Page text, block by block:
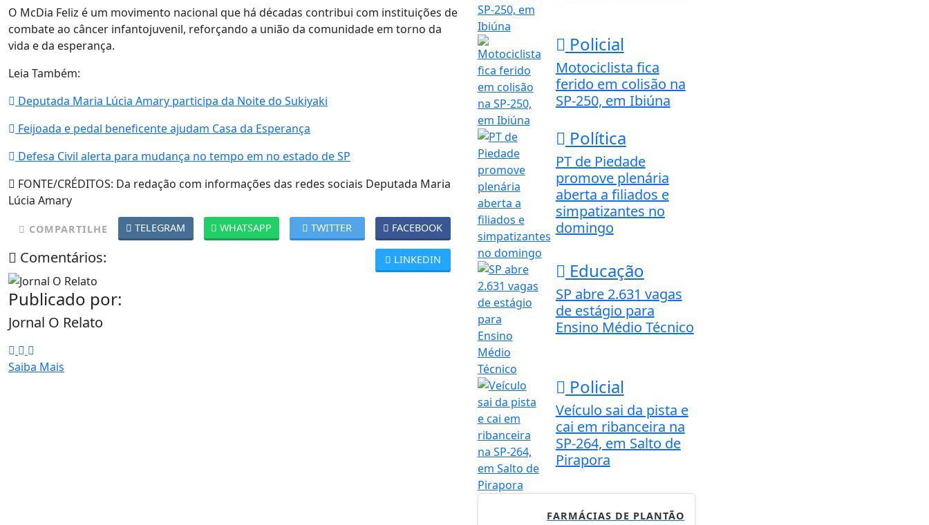
O McDia Feliz é um movimento nacional que há décadas contribui com instituições de
combate ao câncer infantojuvenil, reforçando a união da comunidade em torno da
vida e da esperança.
Leia Também:
Deputada Maria Lúcia Amary participa da Noite do Sukiyaki
Feijoada e pedal beneficente ajudam Casa da Esperança
Defesa Civil alerta para mudança no tempo em no estado de SP
FONTE/CRÉDITOS: Da redação com informações das redes sociais Deputada Maria
Lúcia Amary
COMPARTILHE FACEBOOK
TWITTER
WHATSAPP
TELEGRAM
LINKEDIN
Comentários:
Publicado por:
Jornal O Relato
Saiba Mais
Policial
Motociclista fica
ferido em colisão na
SP-250, em Ibiúna
Política
PT de Piedade
promove plenária
aberta a filiados e
simpatizantes no
domingo
Educação
SP abre 2.631 vagas
de estágio para
Ensino Médio Técnico
Policial
Veículo sai da pista e
cai em ribanceira na
SP-264, em Salto de
Pirapora
FARMÁCIAS DE PLANTÃO